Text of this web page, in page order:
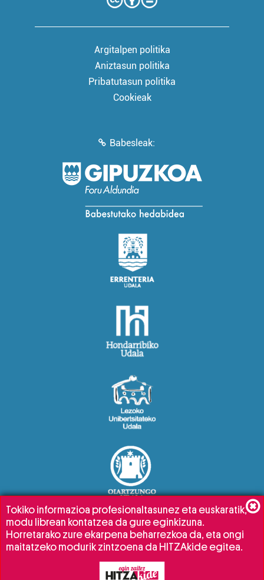
Argitalpen politika
Aniztasun politika
Pribatutasun politika
Cookieak
Babesleak:
Tokiko informazioa profesionaltasunez eta euskaratik,
modu librean kontatzea da gure eginkizuna.
Horretarako zure ekarpena beharrezkoa da, eta ongi
maitatzeko modurik zintzoena da HITZAkide egitea.